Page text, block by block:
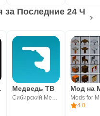
Последние 24 Ч
Медведь ТВ
Сибирский Медведь
4.0